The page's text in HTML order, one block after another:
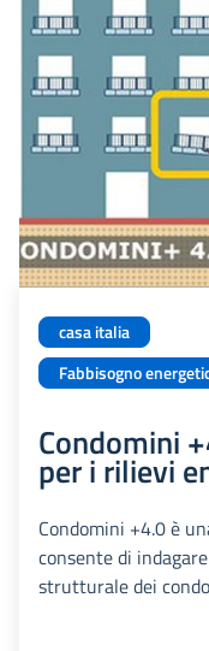
casa italia
Fabbisogno
Condomini
per i rilievi
Condomini +4.0 è
consente di
strutturale dei